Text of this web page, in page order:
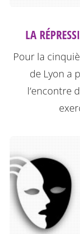
LA
Pour la
de Lyon a
l’encontre